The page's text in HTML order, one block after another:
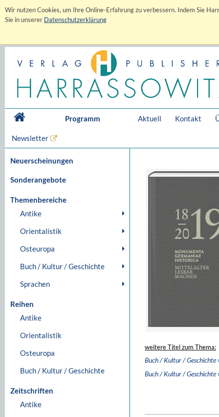
Wir nutzen Cookies, um Ihre Online-Erfahrung zu verbessern. Indem Sie
Sie in unserer Datenschutzerklärung
Programm Aktuell Kontakt
Newsletter
Neuerscheinungen
Sonderangebote
Themenbereiche
Antike
Orientalistik
Osteuropa
Buch / Kultur / Geschichte
Sprachen
Reihen
Antike
Orientalistik
Osteuropa
Buch / Kultur / Geschichte
Zeitschriften
Antike
weitere Titel zum Thema:
Buch / Kultur / Geschichte
Buch / Kultur / Geschichte